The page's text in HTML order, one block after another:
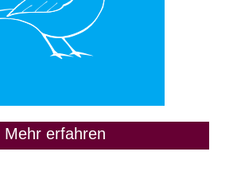
Mehr erfahren